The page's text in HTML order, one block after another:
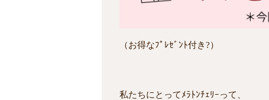
（お得なﾌﾟﾚｾﾞﾝﾄ付き?）
私たちにとってﾒﾗﾄﾝﾁｪﾘｰって、